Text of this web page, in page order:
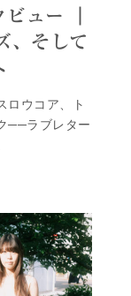
ュー ｜
、そして
ロウコア、ト
──ラブレター